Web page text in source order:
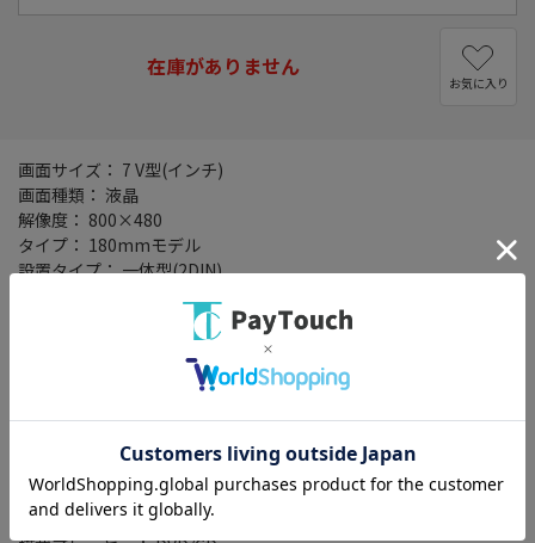
在庫がありません
お気に入り
画面サイズ： 7 V型(インチ)
画面種類： 液晶
解像度： 800×480
タイプ： 180mmモデル
設置タイプ： 一体型(2DIN)
TVチューナー： ワンセグ(地デジ)
ワイドFM： ○
VICS： ○
スマートIC考慮検索： ○